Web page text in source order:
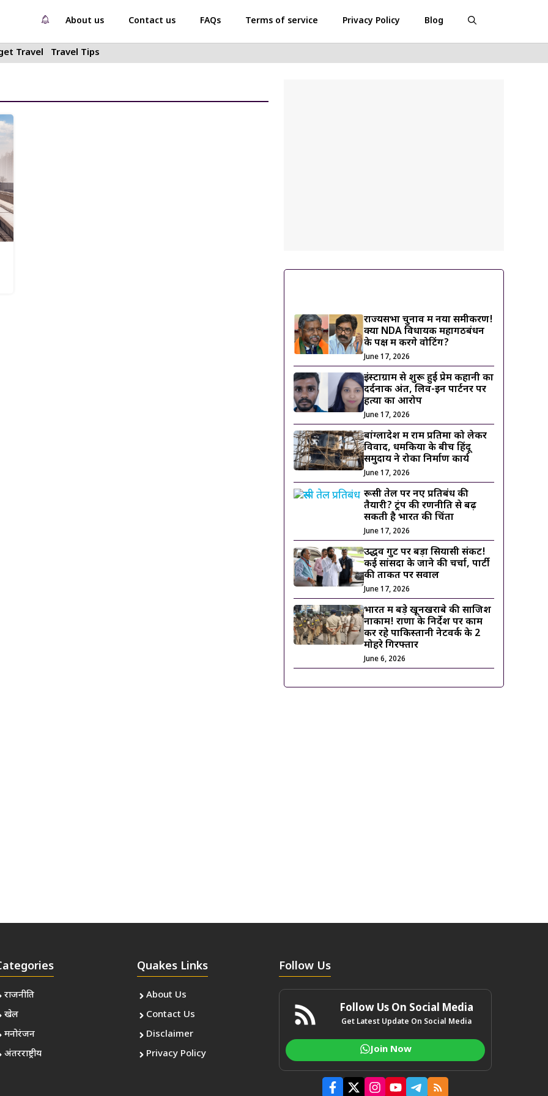
About us Contact us FAQs Terms of service Privacy Policy Blog
Travel Travel Tips
राज्यसभा चुनाव में नया समीकरण!
क्या NDA विधायक महागठबंधन
के पक्ष में करेंगे वोटिंग?
June 17, 2026
इंस्टाग्राम से शुरू हुई प्रेम कहानी का
दर्दनाक अंत, लिव-इन पार्टनर पर
हत्या का आरोप
June 17, 2026
बांग्लादेश में राम प्रतिमा को लेकर
विवाद, धमकियों के बीच हिंदू
समुदाय ने रोका निर्माण कार्य
June 17, 2026
रूसी तेल पर नए प्रतिबंध की
तैयारी? ट्रंप की रणनीति से बढ़
सकती है भारत की चिंता
June 17, 2026
उद्धव गुट पर बड़ा सियासी संकट!
कई सांसदों के जाने की चर्चा, पार्टी
की ताकत पर सवाल
June 17, 2026
भारत में बड़े खूनखराबे की साजिश
नाकाम! राणा के निर्देश पर काम
कर रहे पाकिस्तानी नेटवर्क के 2
मोहरे गिरफ्तार
June 6, 2026
राजनीति
खेल
मनोरंजन
अंतरराष्ट्रीय
Quakes Links
About Us
Contact Us
Disclaimer
Privacy Policy
Follow Us
Follow Us On Social Media
Get Latest Update On Social Media
Join Now